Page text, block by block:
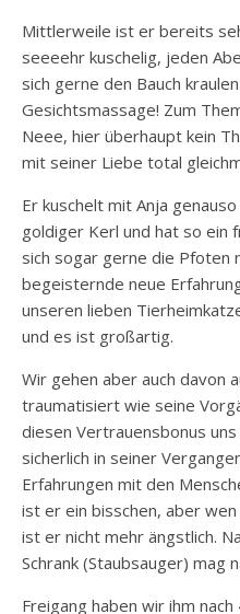
Mittlerweile ist er bereits
seeeehr kuschelig, jeden
sich gerne den Bauch
Gesichtsmassage! Zum
Neee, hier überhaupt kein
mit seiner Liebe total
Er kuschelt mit Anja
goldiger Kerl und hat so ein
sich sogar gerne die Pfoten
begeisternde neue
unseren lieben
und es ist großartig.
Wir gehen aber auch davon
traumatisiert wie seine
diesen Vertrauensbonus
sicherlich in seiner
Erfahrungen mit den
ist er ein bisschen, aber
ist er nicht mehr ängstlich.
Schrank (Staubsauger) mag
Freigang haben wir ihm